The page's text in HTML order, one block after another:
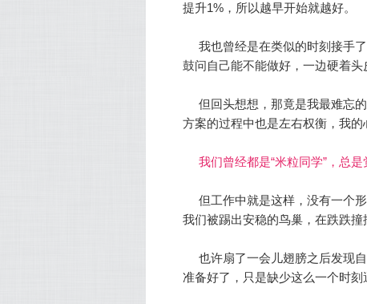
提升1%，所以越早开始就越好。
我也曾经是在类似的时刻接手
鼓问自己能不能做好，一边硬着头
但回头想想，那竟是我最难忘
方案的过程中也是左右权衡， 我的
我们曾经都是“米粒同学”，总
但工作中就是这样，没有一个
我们被踢出安稳的鸟巢，在跌跌撞
也许扇了一会儿翅膀之后发现
准备好了，只是缺少这么一个时刻